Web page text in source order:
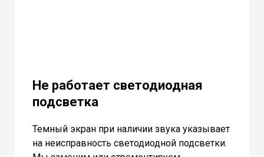
Не работает светодиодная
подсветка
Темный экран при наличии звука указывает
на неисправность светодиодной подсветки.